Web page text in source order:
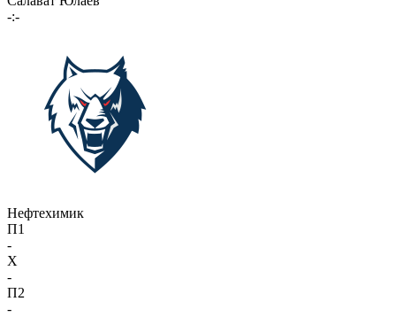
-:-
Нефтехимик
П1
-
X
-
П2
-